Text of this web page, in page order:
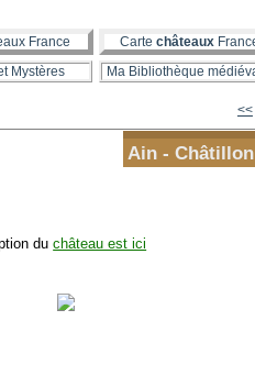
France Carte châteaux
Mystères Ma Bibliothèque
<<
Ain -
duchâteau est ici